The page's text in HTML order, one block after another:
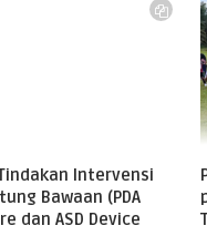
Intervensi
Bawaan (PDA
dan ASD Device